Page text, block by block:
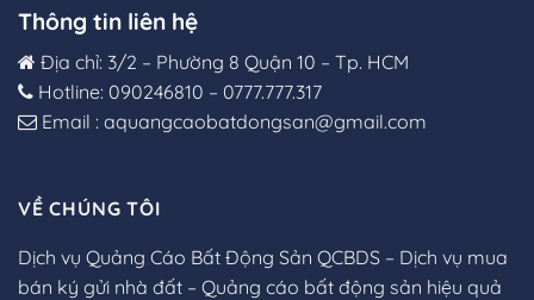
Thông tin liên hệ
Địa chỉ: 3/2 – Phường 8 Quận 10 – Tp. HCM
Hotline: 090246810 – 0777.777.317
Email : aquangcaobatdongsan@gmail.com
VỀ CHÚNG TÔI
Dịch vụ Quảng Cáo Bất Động Sản QCBDS – Dịch vụ mua
bán ký gửi nhà đất – Quảng cáo bất động sản hiệu quả